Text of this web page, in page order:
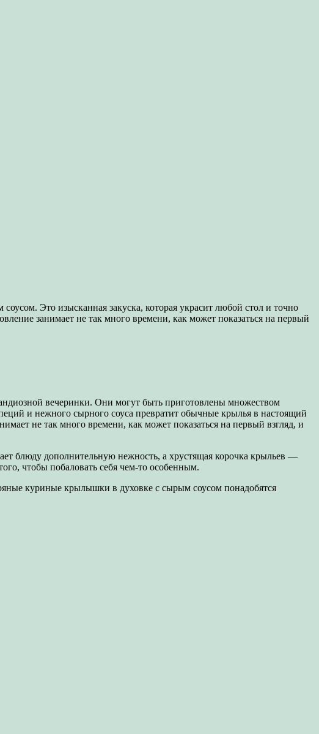
Это изысканная закуска, которая украсит любой стол и точно
занимает не так много времени, как может показаться на первый
вечеринки. Они могут быть приготовлены множеством
и нежного сырного соуса превратит обычные крылья в настоящий
не так много времени, как может показаться на первый взгляд, и
блюду дополнительную нежность, а хрустящая корочка крыльев —
чтобы побаловать себя чем-то особенным.
куриные крылышки в духовке с сырым соусом понадобятся